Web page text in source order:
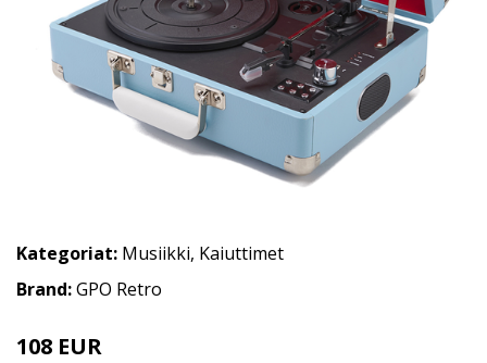
Kategoriat: Musiikki, Kaiuttimet
Brand:GPO Retro
108 EUR